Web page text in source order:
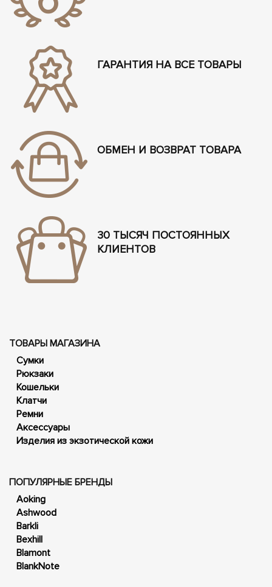
ГАРАНТИЯ НА ВСЕ ТОВАРЫ
ОБМЕН И ВОЗВРАТ ТОВАРА
30 ТЫСЯЧ ПОСТОЯННЫХ
КЛИЕНТОВ
ТОВАРЫ МАГАЗИНА
Сумки
Рюкзаки
Кошельки
Клатчи
Ремни
Аксессуары
Изделия из экзотической кожи
ПОПУЛЯРНЫЕ БРЕНДЫ
Aoking
Ashwood
Barkli
Bexhill
Blamont
BlankNote